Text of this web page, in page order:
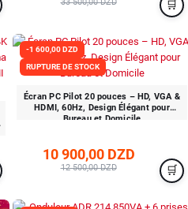
-1 600,00 DZD
RUPTURE DE STOCK
Écran PC Pilot 20 pouces – HD, VGA &
HDMI, 60Hz, Design Élégant pour
Bureau et Domicile
10 900,00 DZD
12 500,00 DZD